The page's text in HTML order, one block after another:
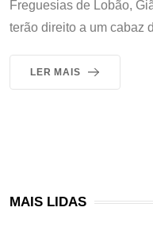
Freguesias de Lobão,
terão direito a um cabaz
LER MAIS
MAIS LIDAS